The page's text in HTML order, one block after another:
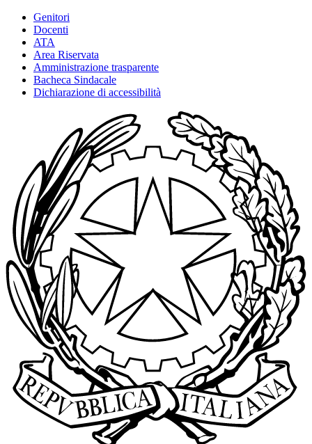
Genitori
Docenti
ATA
Area Riservata
Amministrazione trasparente
Bacheca Sindacale
Dichiarazione di accessibilità